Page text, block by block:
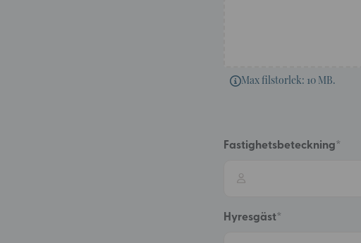
Max filstorlek: 10 MB.
Fastighetsbeteckning*
Hyresgäst*